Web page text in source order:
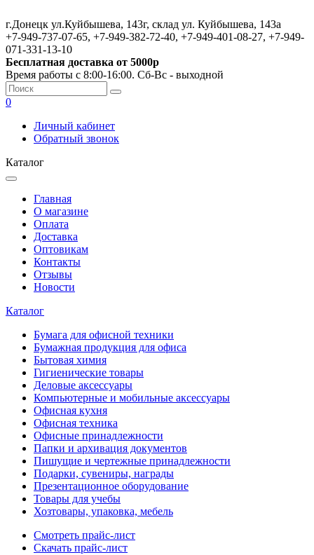
г.Донецк ул.Куйбышева, 143г, склад ул. Куйбышева, 143а
+7-949-737-07-65, +7-949-382-72-40, +7-949-401-08-27, +7-949-
071-331-13-10
Бесплатная доставка от 5000р
Время работы с 8:00-16:00. Сб-Вс - выходной
0
Личный кабинет
Обратный звонок
Каталог
Главная
О магазине
Оплата
Доставка
Оптовикам
Контакты
Отзывы
Новости
Каталог
Бумага для офисной техники
Бумажная продукция для офиса
Бытовая химия
Гигиенические товары
Деловые аксессуары
Компьютерные и мобильные аксессуары
Офисная кухня
Офисная техника
Офисные принадлежности
Папки и архивация документов
Пишущие и чертежные принадлежности
Подарки, сувениры, награды
Презентационное оборудование
Товары для учебы
Хозтовары, упаковка, мебель
Смотреть прайс-лист
Скачать прайс-лист